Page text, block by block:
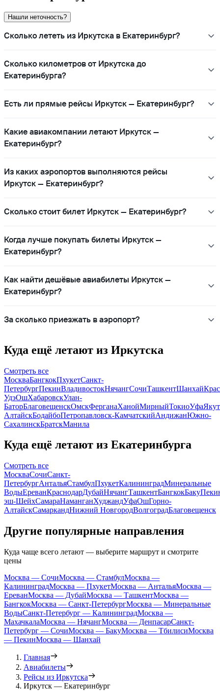
Нашли неточность?
Сколько лететь из Иркутска в Екатеринбург?
Сколько километров от Иркутска до
Екатеринбурга?
Есть ли прямые рейсы Иркутск — Екатеринбург?
Какие авиакомпании летают Иркутск —
Екатеринбург?
Из каких аэропортов выполняются рейсы
Иркутск — Екатеринбург?
Сколько стоит билет Иркутск — Екатеринбург?
Когда лучше покупать билеты Иркутск —
Екатеринбург?
Как найти дешёвые авиабилеты Иркутск —
Екатеринбург?
За сколько приезжать в аэропорт?
Куда ещё летают из Иркутска
Смотреть все
МоскваБангкокПхукетСанкт-
ПетербургПекинВладивостокНячангСочиТашкентШанхай
УдэОшХабаровскУлан-
БаторБлаговещенскОмскФерганаХанойМирныйТокиоУфа
АлтайскБодайбоПетропавловск-КамчатскийАндижанЮжно-
СахалинскБратскМанила
Куда ещё летают из Екатеринбурга
Смотреть все
МоскваСочиСанкт-
ПетербургАнтальяСтамбулПхукетКалининградМинеральные
ВодыЕреванКраснодарДубайНячангТашкентБангкокБаку
эш-ШейхСамараНаманганХуджандУфаОшГорно-
АлтайскСамаркандНижний НовгородВолгоградБлаговещенск
Другие популярные направления
Куда чаще всего летают — выберите маршрут и смотрите
цены
Москва — СочиМосква — СтамбулМосква —
КалининградМосква — ПхукетМосква — АнтальяМосква —
ЕреванМосква — ДубайМосква — ТашкентМосква —
БангкокМосква — Санкт-ПетербургМосква — Минеральные
ВодыСанкт-Петербург — КалининградМосква —
МахачкалаМосква — НячангМосква — ДенпасарСанкт-
Петербург — СочиМосква — БакуМосква — ТбилисиМосква
— ПекинМосква — Шанхай
Главная
Авиабилеты
Рейсы из Иркутска
Иркутск — Екатеринбург